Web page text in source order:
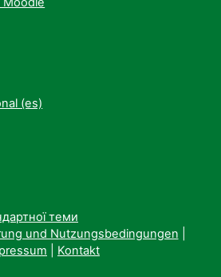
‎(es)‎
теми
und Nutzungsbedingungen
Kontakt